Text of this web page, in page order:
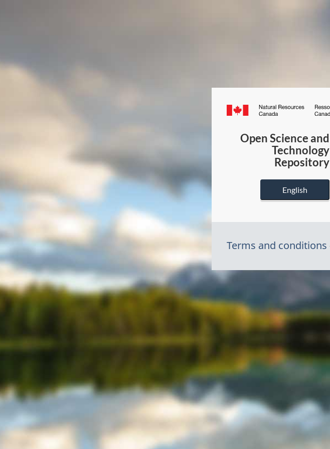
Canada.ca
Open Science and
Technology
Repository
English
Terms and conditions